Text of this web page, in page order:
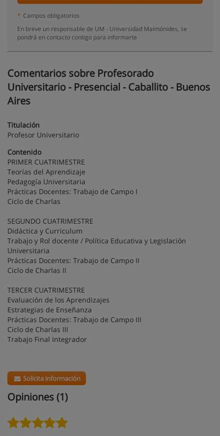
* Campos obligatorios
En breve un responsable de UM - Universidad Maimónides, se
pondrá en contacto contigo para informarte
Comentarios sobre Profesorado
Universitario - Presencial - Caballito - Buenos
Aires
Titulación
Profesor Universitario
Contenido
PRIMER CUATRIMESTRE
Teorías del Aprendizaje
Pedagogía Universitaria
Prácticas Docentes: Trabajo de Campo I
Ciclo de Charlas
SEGUNDO CUATRIMESTRE
Didáctica y Curriculum
Trabajo y Rol docente / Política Educativa y Legislación
Universitaria
Prácticas Docentes: Trabajo de Campo II
Ciclo de Charlas II
TERCER CUATRIMESTRE
Evaluación de los Aprendizajes
Estrategias de Enseñanza
Prácticas Docentes: Trabajo de Campo III
Ciclo de Charlas III
Trabajo Final Integrador
Solicita información
Opiniones (1)